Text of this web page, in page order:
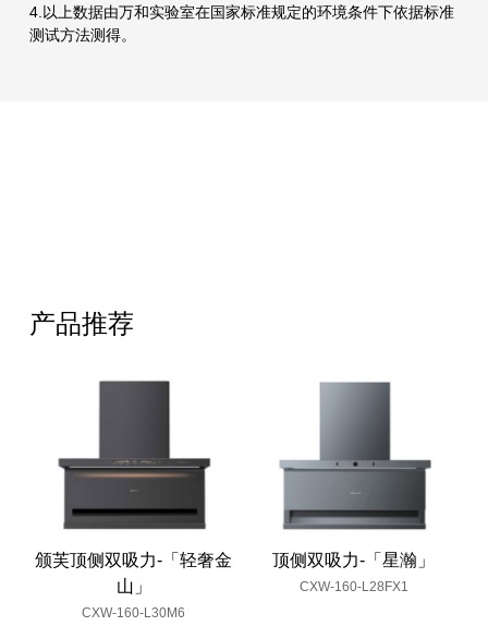
4.以上数据由万和实验室在国家标准规定的环境条件下依据标准
测试方法测得。
产品推荐
颁芙顶侧双吸力-「轻奢金
山」
CXW-160-L30M6
顶侧双吸力-「星瀚」
CXW-160-L28FX1